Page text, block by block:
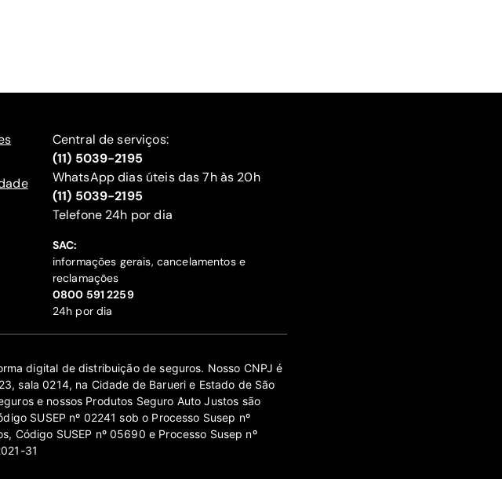
Central de serviços:
(11) 5039-2195
WhatsApp dias úteis das 7h às 20h
(11) 5039-2195
‍Telefone 24h por dia
SAC:
informações gerais, cancelamentos e
reclamações
‍0800 591 2259
24h por dia
digital de distribuição de seguros. Nosso CNPJ é
sala 0214, na Cidade de Barueri e Estado de São
e nossos Produtos Seguro Auto Justos são
SUSEP nº 02241 sob o Processo Susep nº
Código SUSEP nº 05690 e Processo Susep nº
31